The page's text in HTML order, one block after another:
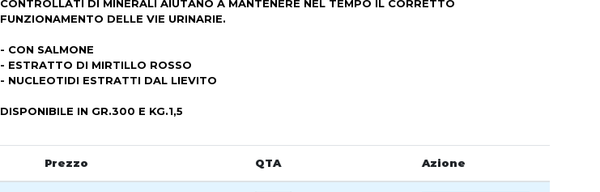
CONTROLLATI DI MINERALI AIUTANO A MANTENERE NEL TEMPO IL CORRETTO
FUNZIONAMENTO DELLE VIE URINARIE.
- CON SALMONE
- ESTRATTO DI MIRTILLO ROSSO
- NUCLEOTIDI ESTRATTI DAL LIEVITO
DISPONIBILE IN GR.300 E KG.1,5
Prezzo QTA Azione